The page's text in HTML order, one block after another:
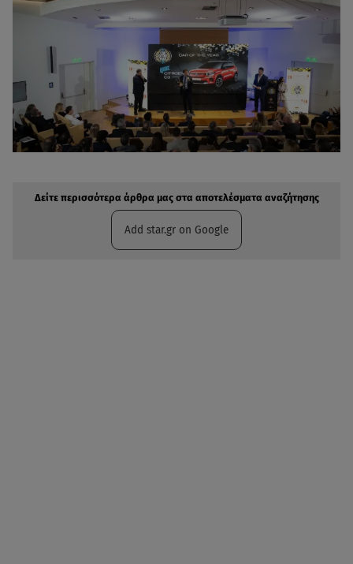
Δείτε περισσότερα άρθρα μας στα αποτελέσματα αναζήτησης
Add star.gr on Google